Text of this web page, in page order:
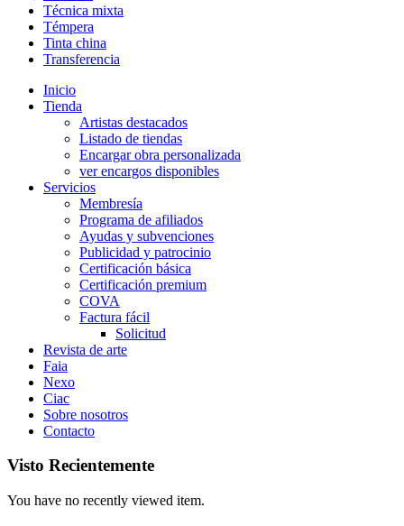
Técnica mixta
Témpera
Tinta china
Transferencia
Inicio
Tienda
Artistas destacados
Listado de tiendas
Encargar obra personalizada
ver encargos disponibles
Servicios
Membresía
Programa de afiliados
Ayudas y subvenciones
Publicidad y patrocinio
Certificación básica
Certificación premium
COVA
Factura fácil
Solicitud
Revista de arte
Faia
Nexo
Ciac
Sobre nosotros
Contacto
Visto Recientemente
You have no recently viewed item.